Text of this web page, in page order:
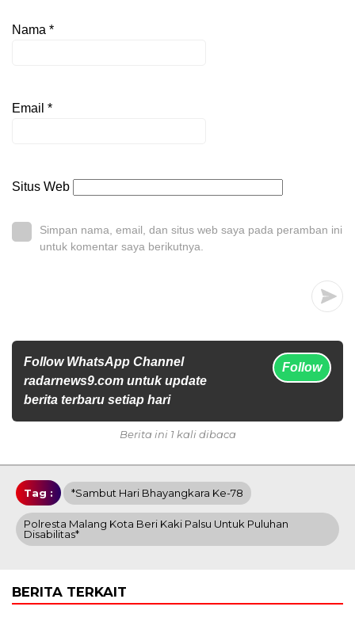
Nama *
Email *
Situs Web
Simpan nama, email, dan situs web saya pada peramban ini
untuk komentar saya berikutnya.
Follow WhatsApp Channel
radarnews9.com untuk update
berita terbaru setiap hari
Follow
Berita ini 1 kali dibaca
Tag : *Sambut Hari Bhayangkara Ke-78
Polresta Malang Kota Beri Kaki Palsu Untuk Puluhan
Disabilitas*
BERITA TERKAIT